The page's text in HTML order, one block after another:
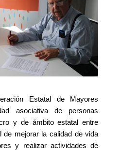
Estatal de Mayores
asociativa de personas
y de ámbito estatal entre
de mejorar la calidad de vida
y realizar actividades de